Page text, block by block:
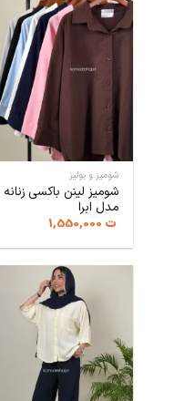
شومیز و بولیز
شومیز لینن باکسی زنانه
مدل ابرا
ت1,550,000